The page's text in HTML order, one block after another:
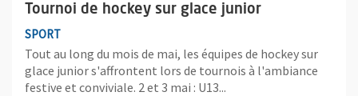
Tournoi de hockey sur glace junior
SPORT
Tout au long du mois de mai, les équipes de hockey sur
glace junior s'affrontent lors de tournois à l'ambiance
festive et conviviale. 2 et 3 mai : U13...